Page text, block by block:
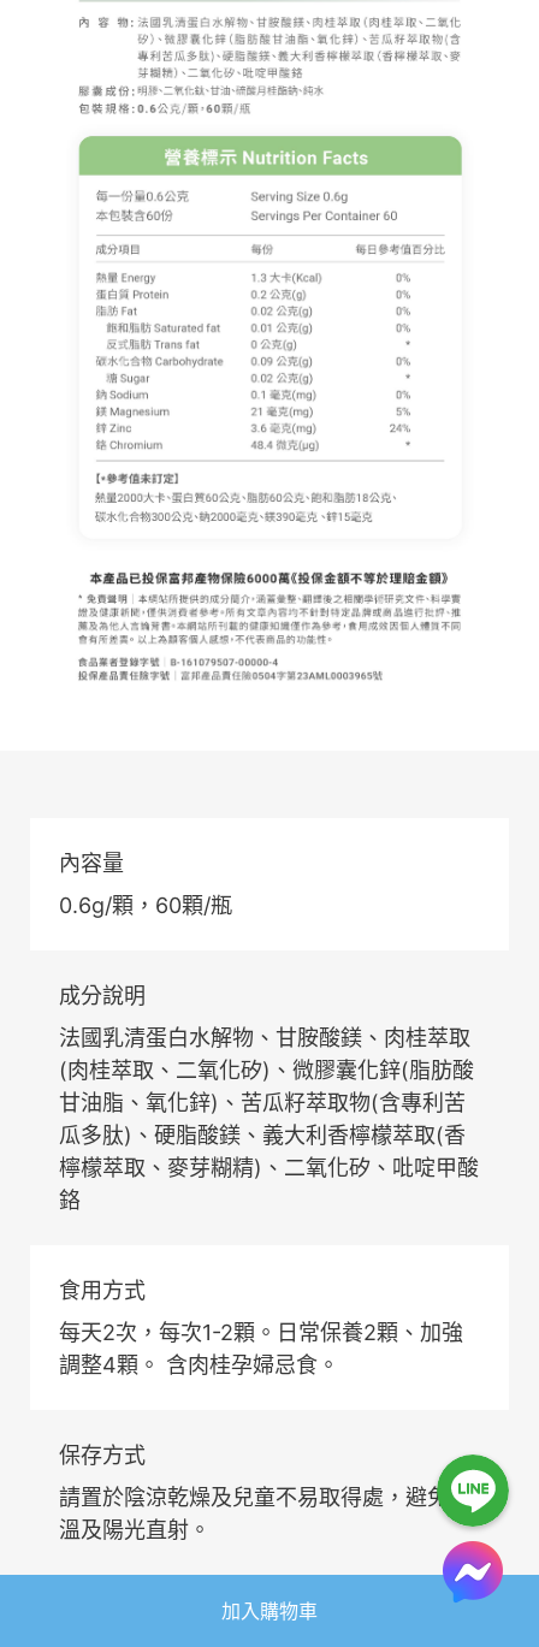
加入購物車
內容量
0.6g/顆，60顆/瓶
成分說明
法國乳清蛋白水解物、甘胺酸鎂、肉桂萃取
(肉桂萃取、二氧化矽)、微膠囊化鋅(脂肪酸
甘油脂、氧化鋅)、苦瓜籽萃取物(含專利苦
瓜多肽)、硬脂酸鎂、義大利香檸檬萃取(香
檸檬萃取、麥芽糊精)、二氧化矽、吡啶甲酸
鉻
食用方式
每天2次，每次1-2顆。日常保養2顆、加強
調整4顆。 含肉桂孕婦忌食。
保存方式
請置於陰涼乾燥及兒童不易取得處，避免高
溫及陽光直射。